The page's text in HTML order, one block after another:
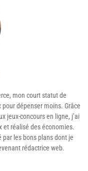
mon court statut de
dépenser moins. Grâce
jeux-concours en ligne, j’ai
et réalisé des économies.
les bons plans dont je
rédactrice web.